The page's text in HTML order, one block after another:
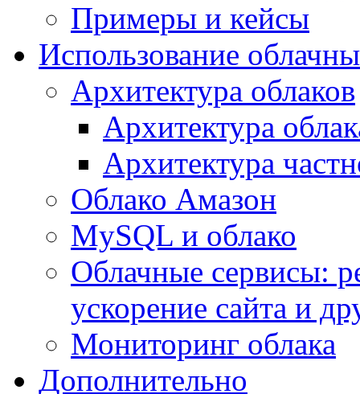
Примеры и кейсы
Использование
Архитектура облаков
Архитектура
Архитектура
Облако Амазон
MySQL и облако
Облачные сервисы:
ускорение сайта и
Мониторинг облака
Дополнительно